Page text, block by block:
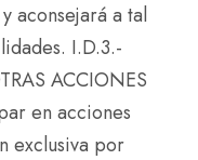
aconsejará a tal
I.D.3.-
ACCIONES
en acciones
exclusiva por